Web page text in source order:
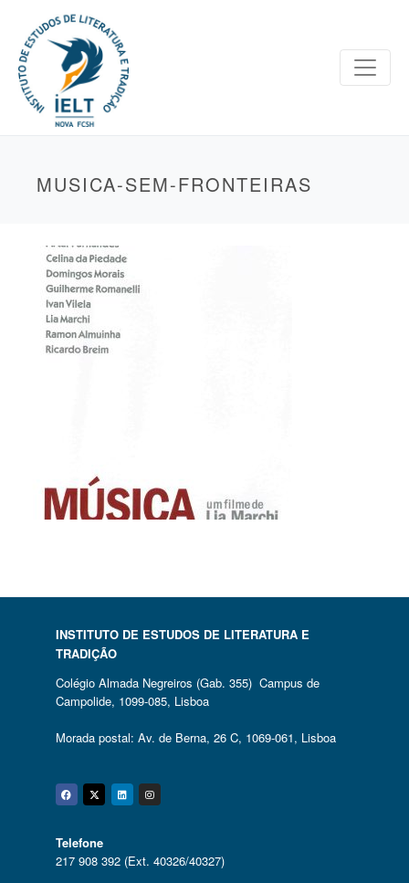
MUSICA-SEM-FRONTEIRAS
INSTITUTO DE ESTUDOS DE LITERATURA E
TRADIÇÃO
Colégio Almada Negreiros (Gab. 355) Campus de
Campolide, 1099-085, Lisboa
Morada postal: Av. de Berna, 26 C, 1069-061, Lisboa
Facebook
Twitter
Linkedin
Instagram
Telefone
217 908 392 (Ext. 40326/40327)